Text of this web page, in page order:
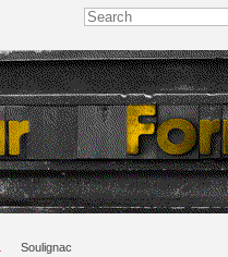
Soulignac